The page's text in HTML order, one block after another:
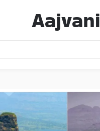
Aajvani